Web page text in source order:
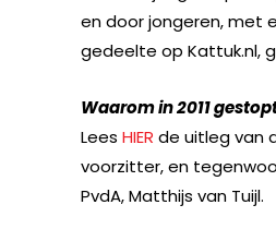
en door jongeren, met
gedeelte op Kattuk.nl,
Waarom in 2011
Lees HIER de uitleg van
voorzitter, en
PvdA, Matthijs van Tuijl.